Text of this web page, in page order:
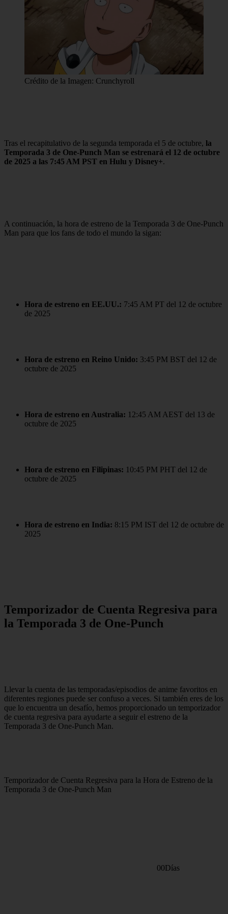
Crédito de la Imagen: Crunchyroll
Tras el recapitulativo de la segunda temporada el 5 de octubre, la
Temporada 3 de One-Punch Man se estrenará el 12 de octubre
de 2025 a las 7:45 AM PST en Hulu y Disney+.
A continuación, la hora de estreno de la Temporada 3 de One-Punch
Man para que los fans de todo el mundo la sigan:
Hora de estreno en EE.UU.: 7:45 AM PT del 12 de octubre
de 2025
Hora de estreno en Reino Unido: 3:45 PM BST del 12 de
octubre de 2025
Hora de estreno en Australia: 12:45 AM AEST del 13 de
octubre de 2025
Hora de estreno en Filipinas: 10:45 PM PHT del 12 de
octubre de 2025
Hora de estreno en India: 8:15 PM IST del 12 de octubre de
2025
Temporizador de Cuenta Regresiva para
la Temporada 3 de One-Punch
Llevar la cuenta de las temporadas/episodios de anime favoritos en
diferentes regiones puede ser confuso a veces. Si también eres de los
que lo encuentra un desafío, hemos proporcionado un temporizador
de cuenta regresiva para ayudarte a seguir el estreno de la
Temporada 3 de One-Punch Man.
Temporizador de Cuenta Regresiva para la Hora de Estreno de la
Temporada 3 de One-Punch Man
00Días